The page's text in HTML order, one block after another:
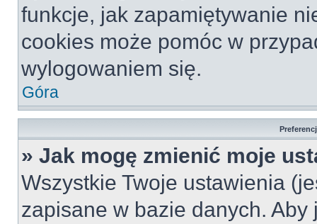
funkcje, jak zapamiętywanie
cookies może pomóc w
wylogowaniem się.
Góra
» Jak mogę zmienić moje
Wszystkie Twoje ustawienia
zapisane w bazie danych.